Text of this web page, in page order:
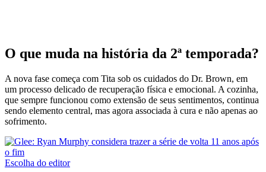
O que muda na história da 2ª temporada?
A nova fase começa com Tita sob os cuidados do Dr. Brown, em
um processo delicado de recuperação física e emocional. A cozinha,
que sempre funcionou como extensão de seus sentimentos, continua
sendo elemento central, mas agora associada à cura e não apenas ao
sofrimento.
Escolha do editor